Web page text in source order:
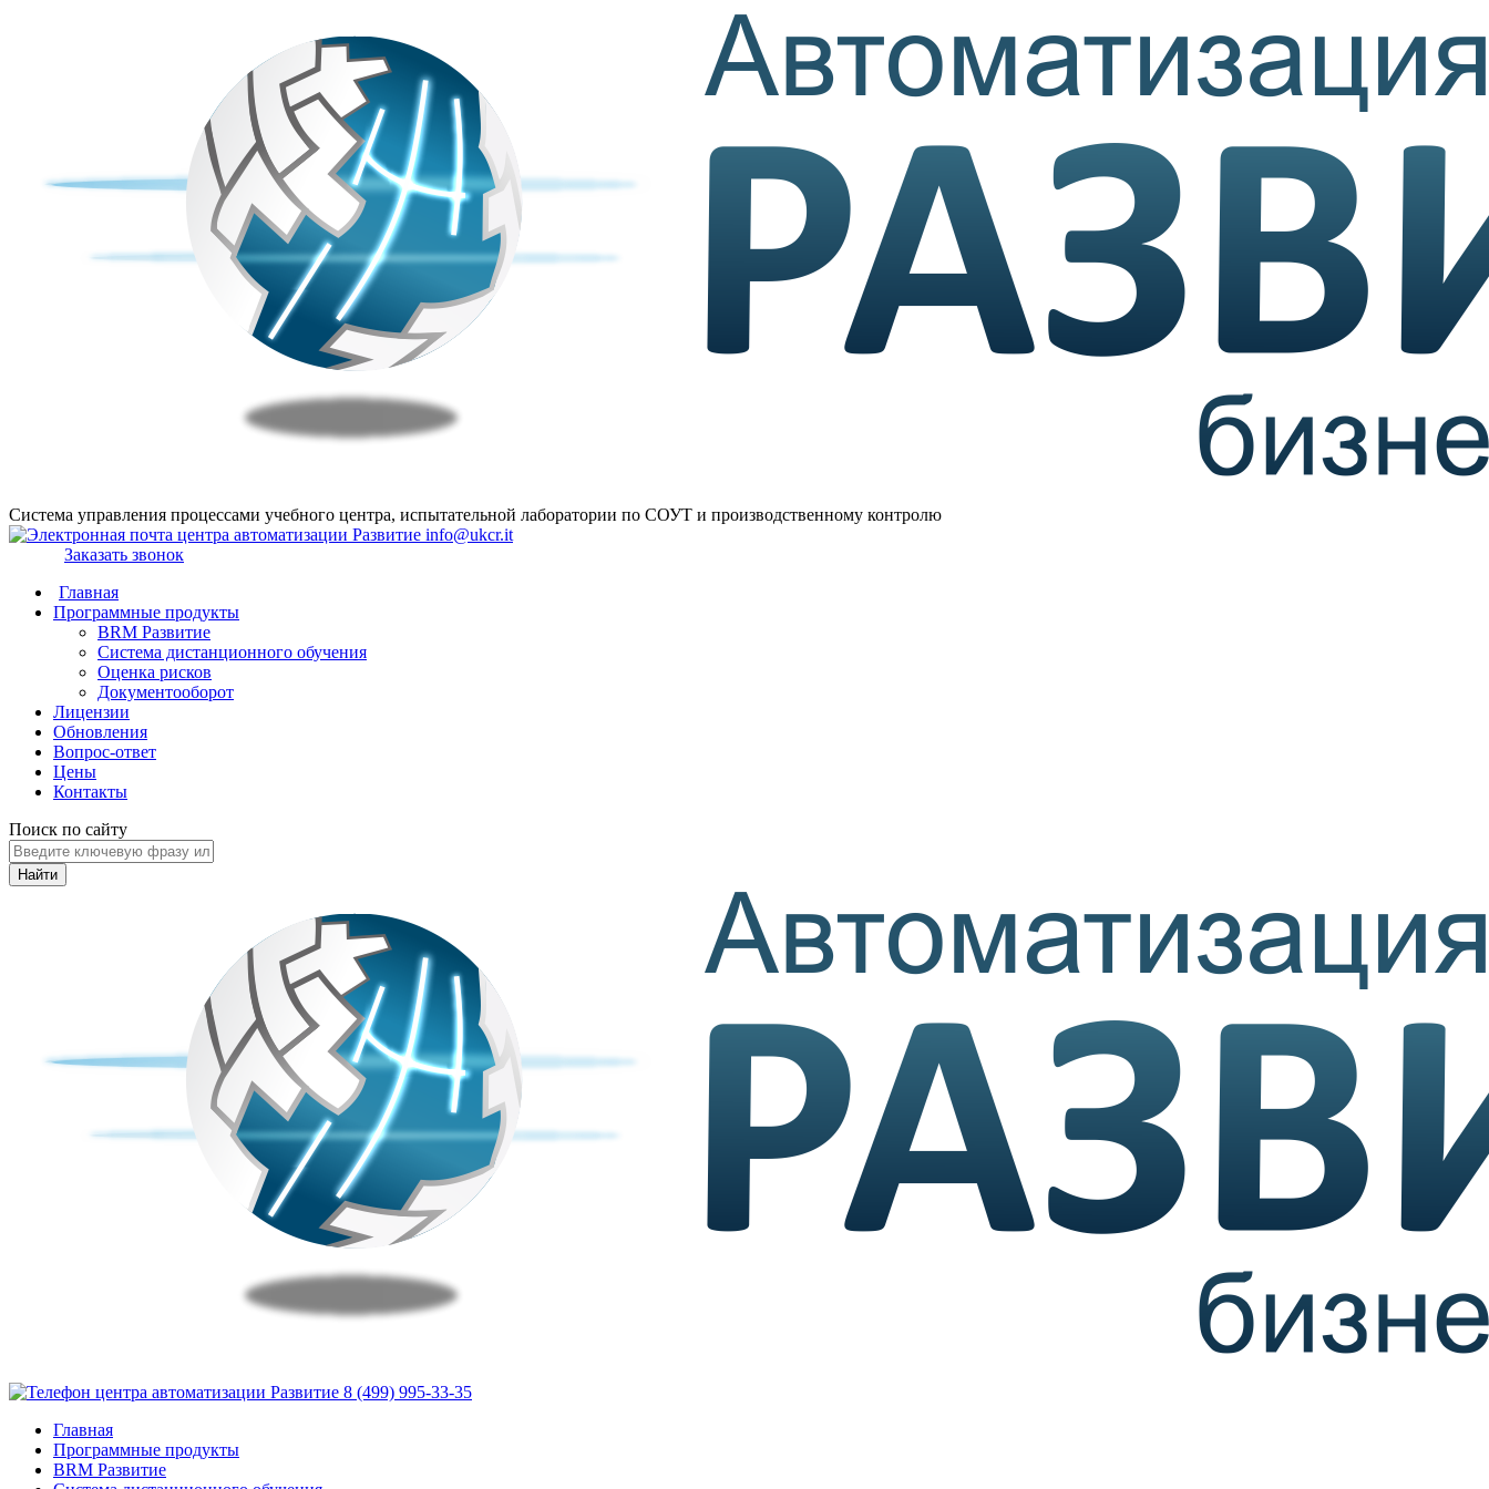
Система управления процессами учебного центра, испытательной лаборатории по СОУТ и производственному контролю
info@ukcr.it
Заказать звонок
Главная
Программные продукты
BRM Развитие
Система дистанционного обучения
Оценка рисков
Документооборот
Лицензии
Обновления
Вопрос-ответ
Цены
Контакты
Поиск по сайту
Найти
8 (499) 995-33-35
Главная
Программные продукты
BRM Развитие